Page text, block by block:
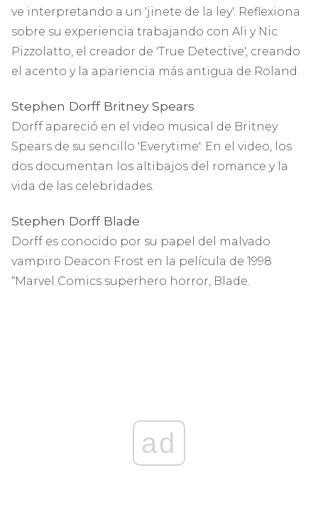
ve interpretando a un 'jinete de la ley'. Reflexiona
sobre su experiencia trabajando con Ali y Nic
Pizzolatto, el creador de 'True Detective', creando
el acento y la apariencia más antigua de Roland.
Stephen Dorff Britney Spears
Dorff apareció en el video musical de Britney
Spears de su sencillo 'Everytime'. En el video, los
dos documentan los altibajos del romance y la
vida de las celebridades.
Stephen Dorff Blade
Dorff es conocido por su papel del malvado
vampiro Deacon Frost en la película de 1998
“Marvel Comics superhero horror, Blade.
ad